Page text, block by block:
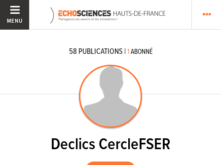
MENU
58 PUBLICATIONS | 1ABONNÉ
Declics CercleFSER